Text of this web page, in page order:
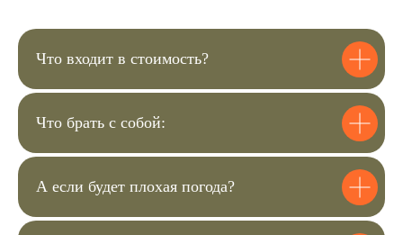
Что входит в стоимость?
Что брать с собой:
А если будет плохая погода?
Перейдите в корзину и заполните
Затем вы сможете оплатить билеты.
деталей мероприятия.